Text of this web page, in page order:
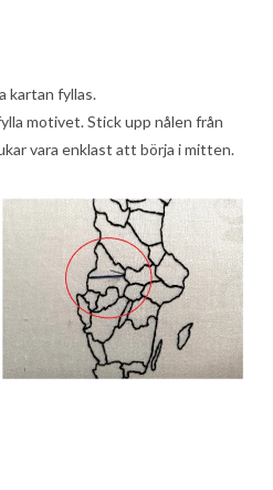
kartan fyllas.
motivet. Stick upp nålen från
vara enklast att börja i mitten.